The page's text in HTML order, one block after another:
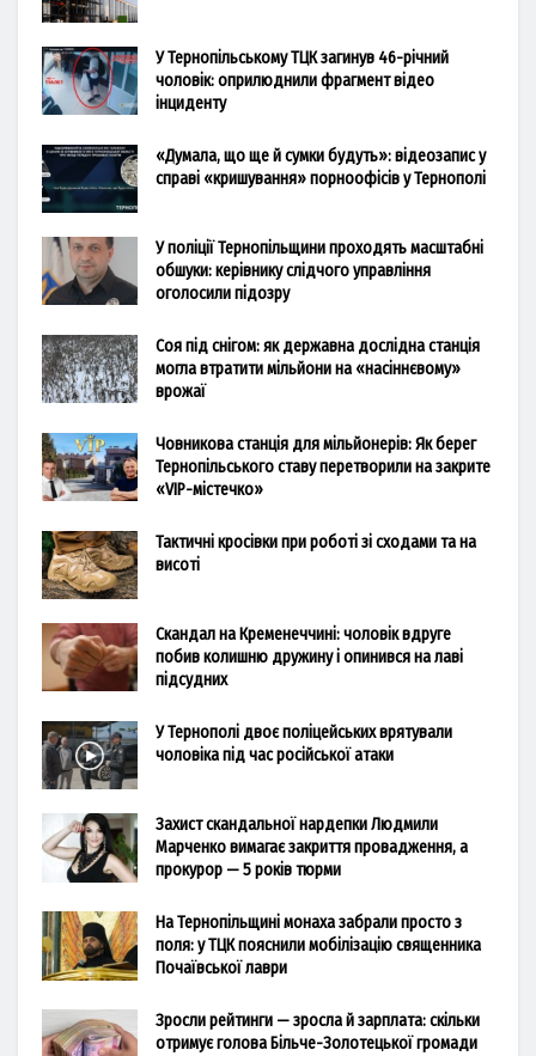
У Тернопільському ТЦК загинув 46-річний
чоловік: оприлюднили фрагмент відео
інциденту
«Думала, що ще й сумки будуть»: відеозапис у
справі «кришування» порноофісів у Тернополі
У поліції Тернопільщини проходять масштабні
обшуки: керівнику слідчого управління
оголосили підозру
Соя під снігом: як державна дослідна станція
могла втратити мільйони на «насіннєвому»
врожаї
Човникова станція для мільйонерів: Як берег
Тернопільського ставу перетворили на закрите
«VIP-містечко»
Тактичні кросівки при роботі зі сходами та на
висоті
Скандал на Кременеччині: чоловік вдруге
побив колишню дружину і опинився на лаві
підсудних
У Тернополі двоє поліцейських врятували
чоловіка під час російської атаки
Захист скандальної нардепки Людмили
Марченко вимагає закриття провадження, а
прокурор — 5 років тюрми
На Тернопільщині монаха забрали просто з
поля: у ТЦК пояснили мобілізацію священника
Почаївської лаври
Зросли рейтинги — зросла й зарплата: скільки
отримує голова Більче-Золотецької громади